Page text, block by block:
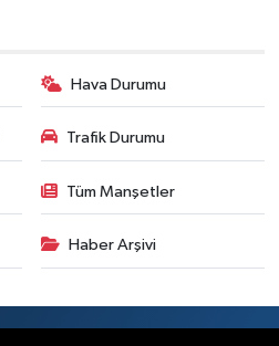
Hava Durumu
Trafik Durumu
Tüm Manşetler
Haber Arşivi